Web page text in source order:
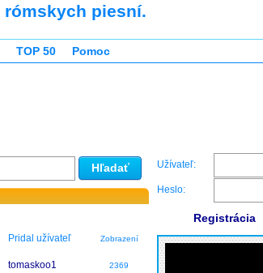
rómskych piesní.
TOP 50 Pomoc
Hľadať
Pridal užívateľ Zobrazení
tomaskoo1 2369
Užívateľ:
Heslo:
Registrácia